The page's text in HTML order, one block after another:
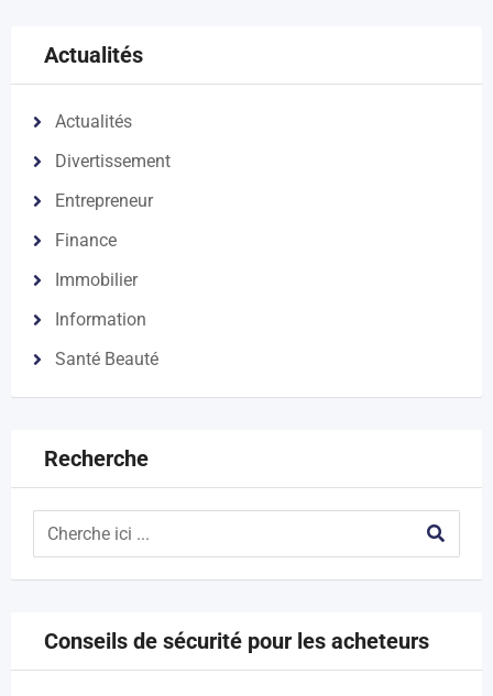
Actualités
Actualités
Divertissement
Entrepreneur
Finance
Immobilier
Information
Santé Beauté
Recherche
Conseils de sécurité pour les acheteurs